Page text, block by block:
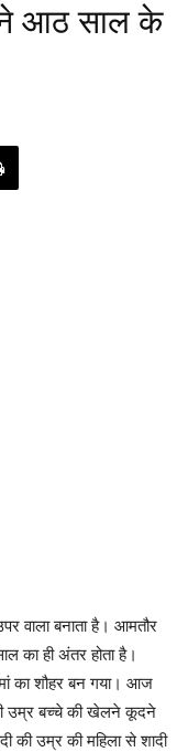
ने आठ साल के
वाला बनाता है। आमतौर
का ही अंतर होता है।
का शौहर बन गया। आज
उम्र बच्चे की खेलने कूदने
की उम्र की महिला से शादी